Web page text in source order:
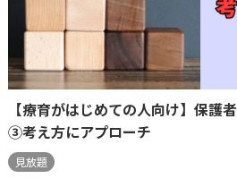
【療育がはじめての人向け】保護
③考え方にアプローチ
見放題